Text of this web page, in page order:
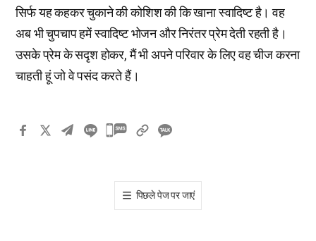
सिर्फ यह कहकर चुकाने की कोशिश की कि खाना स्वादिष्ट है। वह
अब भी चुपचाप हमें स्वादिष्ट भोजन और निरंतर प्रेम देती रहती है।
उसके प्रेम के सदृश होकर, मैं भी अपने परिवार के लिए वह चीज करना
चाहती हूं जो वे पसंद करते हैं।
카
톡
공
पिछले पेज पर जाएं